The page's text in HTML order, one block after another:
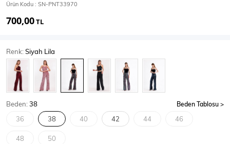
T-Shirt
Body Atlet Crop & Büstiyer
SPOR GİYİM
Ürün Kodu : SN-PNT33970
700,00TL
Renk:Siyah Lila
Beden:38 Beden Tablosu
36 38 40 42 44 46
48 50